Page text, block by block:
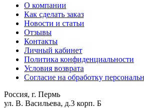
О компании
Как сделать заказ
Новости и статьи
Отзывы
Контакты
Личный кабинет
Политика конфиденциальности
Условия возврата
Согласие на обработку
Россия, г. Пермь
ул. В. Васильева, д.3 корп. Б